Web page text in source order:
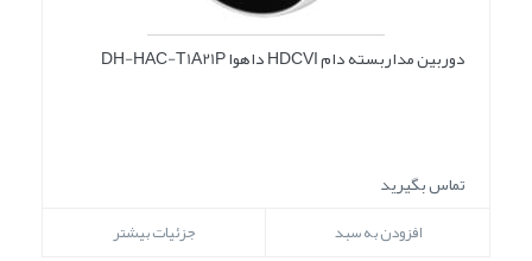
دوربین مداربسته دام HDCVI داهوا DH-HAC-T1A21P
تماس بگیرید
افزودن به سبد جزئیات بیشتر